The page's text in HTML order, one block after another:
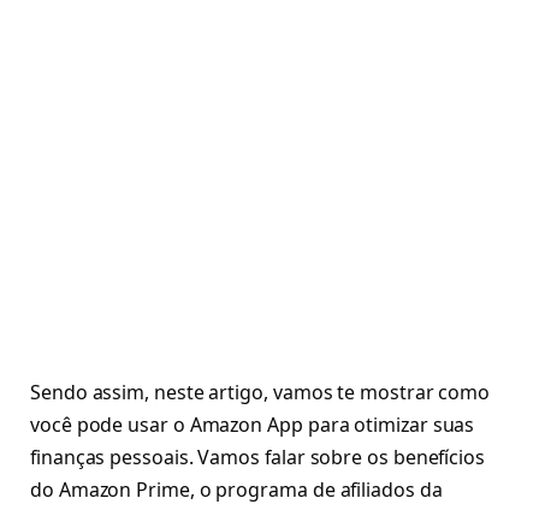
Sendo assim, neste artigo, vamos te mostrar como
você pode usar o Amazon App para otimizar suas
finanças pessoais. Vamos falar sobre os benefícios
do Amazon Prime, o programa de afiliados da